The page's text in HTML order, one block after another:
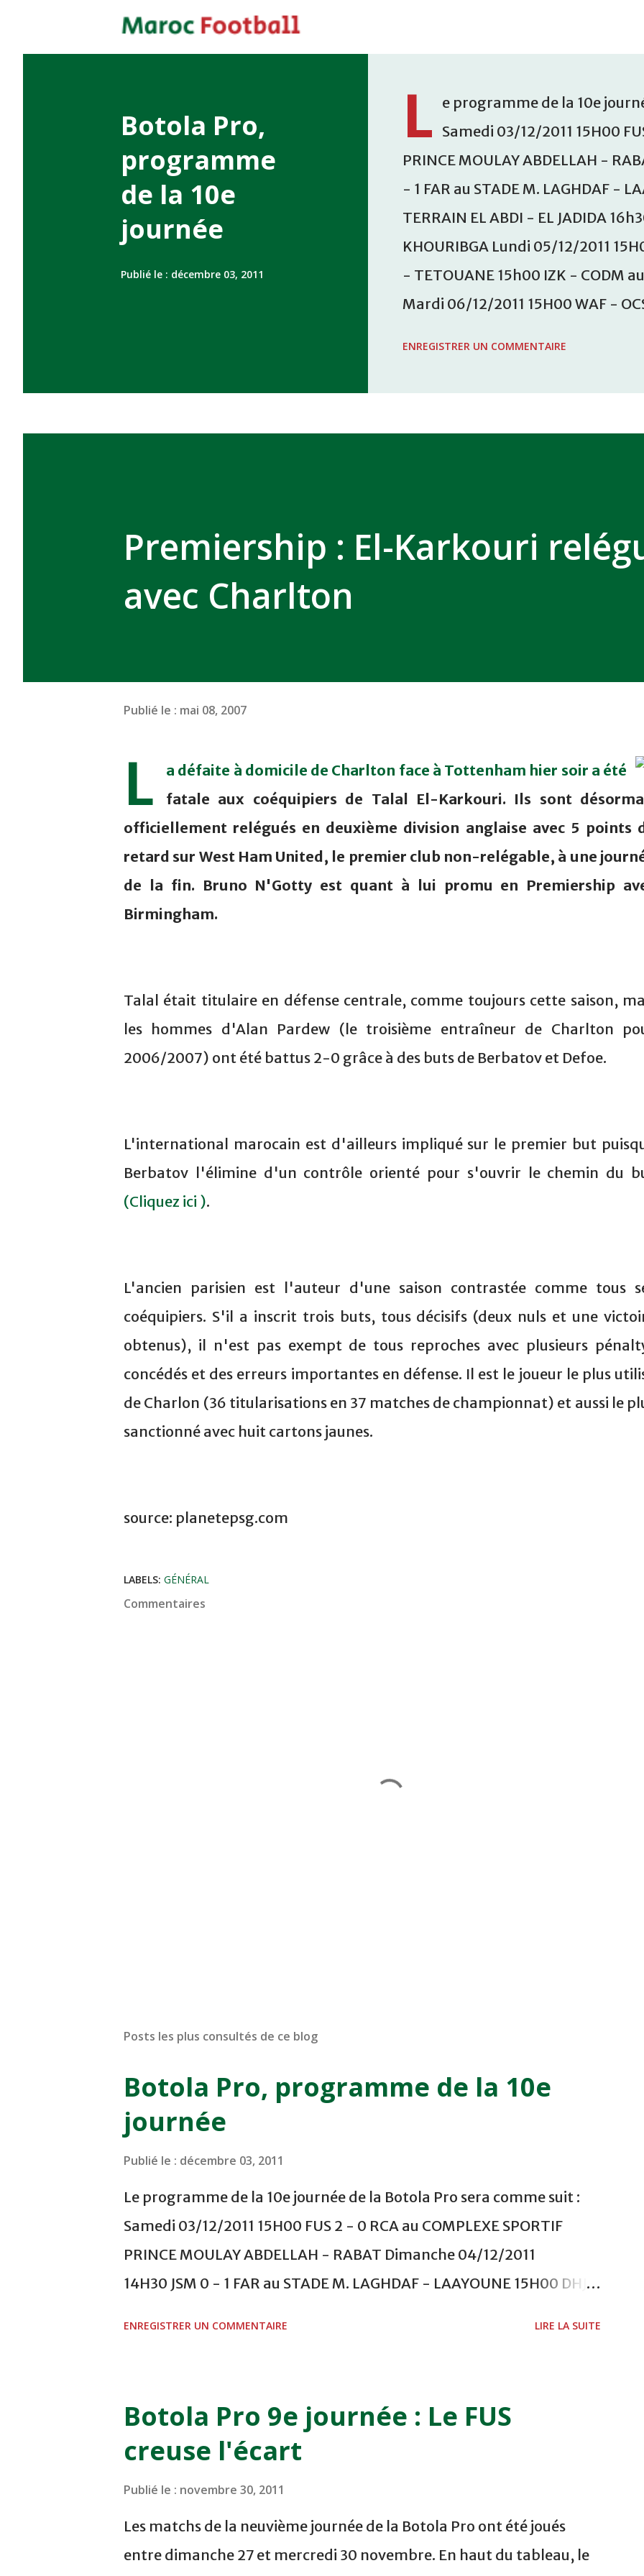
Botola Pro,
programme
de la 10e
journée
Publié le : décembre 03, 2011
L e programme de la 10e
Samedi 03/12/2011 15H00
PRINCE MOULAY ABDELLAH -
- 1 FAR au STADE M. LAGHDAF -
TERRAIN EL ABDI - EL JADIDA
KHOURIBGA Lundi 05/12/2011
- TETOUANE 15h00 IZK - CODM
Mardi 06/12/2011 15H00 WAF -
ENREGISTRER UN COMMENTAIRE
Premiership : El-Karkouri
avec Charlton
Publié le : mai 08, 2007
L
a défaite à domicile de Charlton face à Tottenham hier soir a été
fatale aux coéquipiers de Talal El-Karkouri. Ils sont
officiellement relégués en deuxième division anglaise avec 5 points
retard sur West Ham United, le premier club non-relégable, à une
de la fin. Bruno N'Gotty est quant à lui promu en Premiership
Birmingham.
Talal était titulaire en défense centrale, comme toujours cette saison,
les hommes d'Alan Pardew (le troisième entraîneur de Charlton
2006/2007) ont été battus 2-0 grâce à des buts de Berbatov et Defoe.
L'international marocain est d'ailleurs impliqué sur le premier but
Berbatov l'élimine d'un contrôle orienté pour s'ouvrir le chemin du
(Cliquez ici ).
L'ancien parisien est l'auteur d'une saison contrastée comme tous
coéquipiers. S'il a inscrit trois buts, tous décisifs (deux nuls et une
obtenus), il n'est pas exempt de tous reproches avec plusieurs
concédés et des erreurs importantes en défense. Il est le joueur le plus
de Charlon (36 titularisations en 37 matches de championnat) et aussi le
sanctionné avec huit cartons jaunes.
source: planetepsg.com
LABELS: GÉNÉRAL
Commentaires
Posts les plus consultés de ce blog
Botola Pro, programme de la 10e
journée
Publié le : décembre 03, 2011
Le programme de la 10e journée de la Botola Pro sera comme suit :
Samedi 03/12/2011 15H00 FUS 2 - 0 RCA au COMPLEXE SPORTIF
PRINCE MOULAY ABDELLAH - RABAT Dimanche 04/12/2011
14H30 JSM 0 - 1 FAR au STADE M. LAGHDAF - LAAYOUNE 15H00 DHJ 0
COMPLEXE SPORTIF DE FES - FES WAC - MAS Reporté pour cause de
finale de la coupe de la CAF COMPLEXE SPORTIF MOHAMMED
VCASABLANCA
ENREGISTRER UN COMMENTAIRE LIRE LA SUITE
Botola Pro 9e journée : Le FUS
creuse l'écart
Publié le : novembre 30, 2011
Les matchs de la neuvième journée de la Botola Pro ont été joués
entre dimanche 27 et mercredi 30 novembre. En haut du tableau, le